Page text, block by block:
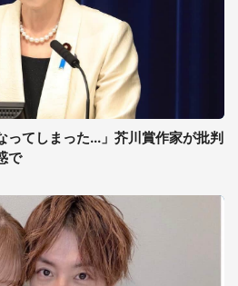
ってしまった...」芥川賞作家が批判
で